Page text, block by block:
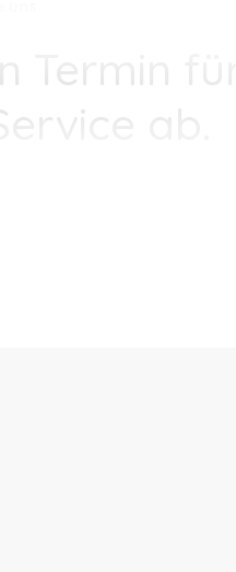
Termin
ab.